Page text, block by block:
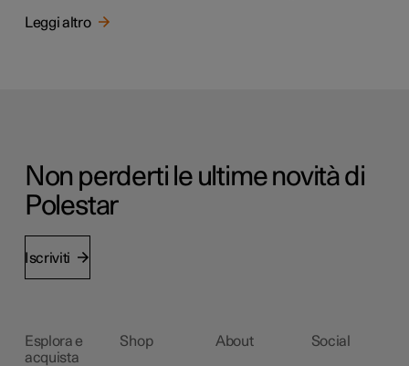
Leggi altro
Non perderti le ultime novità di
Polestar
Iscriviti
Esplora e
acquista
Shop About Social